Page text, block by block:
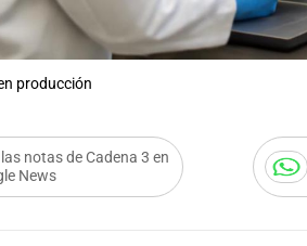
producción
notas de Cadena 3 en
News